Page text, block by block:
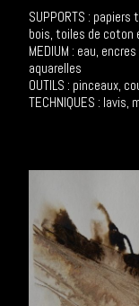
SUPPORTS :
bois, toiles de coton
MEDIUM : eau,
aquarelles
OUTILS : pinceaux,
TECHNIQUES :